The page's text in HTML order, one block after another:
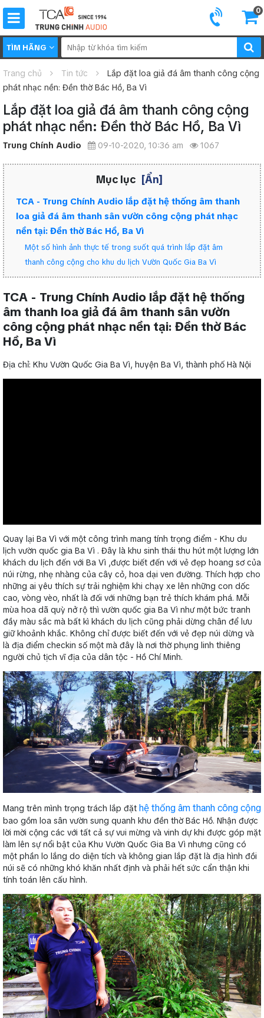
0
TÌM HÃNG
Trang chủ Tin tức
Lắp đặt loa giả đá âm thanh công cộng
phát nhạc nền: Đền thờ Bác Hồ, Ba Vì
Lắp đặt loa giả đá âm thanh công cộng
phát nhạc nền: Đền thờ Bác Hồ, Ba Vì
Trung Chính Audio 09-10-2020, 10:36 am 1067
Mục lục [Ẩn]
TCA - Trung Chính Audio lắp đặt hệ thống âm thanh
loa giả đá âm thanh sân vườn công cộng phát nhạc
nền tại: Đền thờ Bác Hồ, Ba Vì
Một số hình ảnh thực tế trong suốt quá trình lắp đặt âm
thanh công cộng cho khu du lịch Vườn Quốc Gia Ba Vì
TCA - Trung Chính Audio lắp đặt hệ thống
âm thanh loa giả đá âm thanh sân vườn
công cộng phát nhạc nền tại: Đền thờ Bác
Hồ, Ba Vì
Địa chỉ: Khu Vườn Quốc Gia Ba Vì, huyện Ba Vì, thành phố Hà Nội
Quay lại Ba Vì với một công trình mang tính trọng điểm - Khu du
lịch vườn quốc gia Ba Vì . Đây là khu sinh thái thu hút một lượng lớn
khách du lịch đến với Ba Vì ,được biết đến với vẻ đẹp hoang sơ của
núi rừng, nhẹ nhàng của cây cỏ, hoa dại ven đường. Thích hợp cho
những ai yêu thích sự trải nghiệm khi chạy xe lên những con dốc
cao, vòng vèo, nhất là đối với những bạn trẻ thích khám phá. Mỗi
mùa hoa dã quỳ nở rộ thì vườn quốc gia Ba Vì như một bức tranh
đầy màu sắc mà bất kì khách du lịch cũng phải dừng chân để lưu
giữ khoảnh khắc. Không chỉ được biết đến với vẻ đẹp núi dừng và
là địa điểm checkin số một mà đây là nơi thờ phụng linh thiêng
người chủ tịch vĩ địa của dân tộc - Hồ Chí Minh.
Mang trên mình trọng trách lắp đặt hệ thống âm thanh công cộng
bao gồm loa sân vườn sung quanh khu đền thờ Bác Hồ. Nhận được
lời mời cộng các với tất cả sự vui mừng và vinh dự khi được góp mặt
làm lên sự nổi bật của Khu Vườn Quốc Gia Ba Vì nhưng cũng có
một phần lo lắng do diện tích và không gian lắp đặt là địa hình đồi
núi sẽ có những khó khăn nhất định và phải hết sức cẩn thận khi
tính toán lên cấu hình.